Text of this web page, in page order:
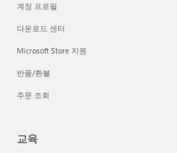
계정 프로필
다운로드 센터
Microsoft Store 지원
반품/환불
주문 조회
교육